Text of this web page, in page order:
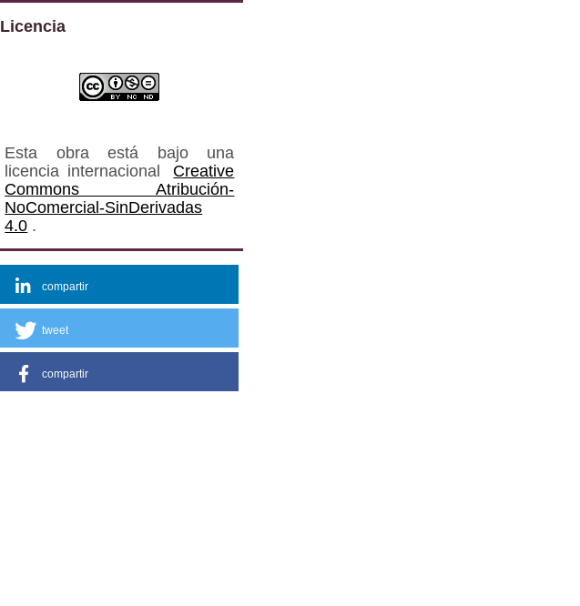
Licencia
Esta obra está bajo una
licencia internacional
Creative
Commons Atribución-
NoComercial-SinDerivadas
4.0 .
compartir
tweet
compartir